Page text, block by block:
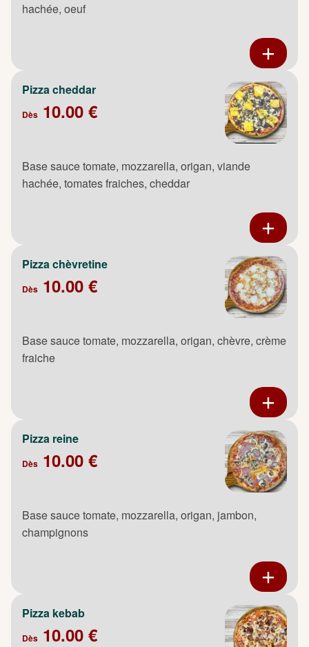
hachée, oeuf
Pizza cheddar
Dès 10.00 €
Base sauce tomate, mozzarella, origan, viande
hachée, tomates fraiches, cheddar
Pizza chèvretine
Dès 10.00 €
Base sauce tomate, mozzarella, origan, chèvre, crème
fraiche
Pizza reine
Dès 10.00 €
Base sauce tomate, mozzarella, origan, jambon,
champignons
Pizza kebab
Dès 10.00 €